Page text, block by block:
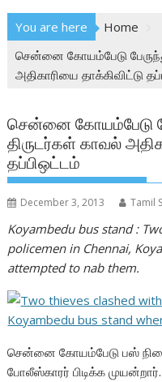
You are here
Home
சென்னை கோயம்பேடு
அதிகாரியை தாக்கிவிட்டு
சென்னை கோயம்பேடு
திருடர்கள் காவல்
தப்பிஒட்டம்
December 3, 2013 Tamil
Koyambedu bus stand :
policemen in Chennai,
attempted to nab them.
சென்னை கோயம்பேடு பஸ்
போலீஸ்காரர் பிடிக்க